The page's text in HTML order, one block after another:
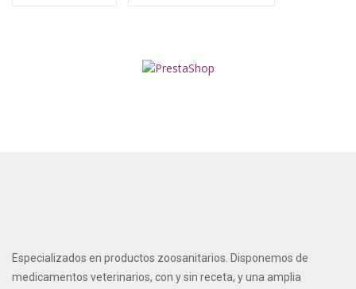
Especializados en productos zoosanitarios. Disponemos de
medicamentos veterinarios, con y sin receta, y una amplia